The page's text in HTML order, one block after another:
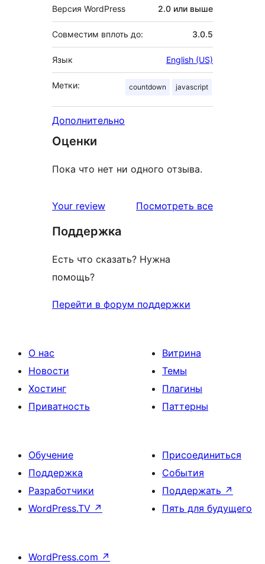
Версия WordPress 2.0 или выше
Совместим вплоть до: 3.0.5
Язык English (US)
Метки: countdown javascript
Дополнительно
Оценки
Пока что нет ни одного отзыва.
Your review Посмотреть всеотзывы
Поддержка
Есть что сказать? Нужна
помощь?
Перейти в форум поддержки
О нас
Новости
Хостинг
Приватность
Витрина
Темы
Плагины
Паттерны
Обучение
Поддержка
Разработчики
WordPress.TV ↗
Присоединиться
События
Поддержать ↗
Пять для будущего
WordPress.com ↗